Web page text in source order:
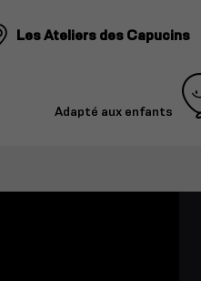
Les Ateliers des Capucins
Adapté aux enfants